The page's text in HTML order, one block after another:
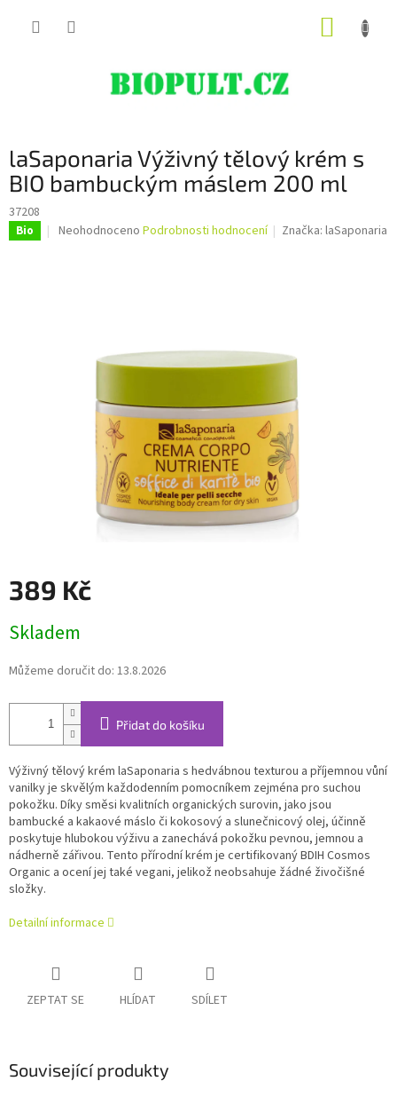
laSaponaria Výživný tělový krém s
BIO bambuckým máslem 200 ml
37208
Bio
Průměrné
Neohodnoceno Podrobnosti hodnocení Značka:laSaponaria
389 Kč
cena:
Skladem
Můžeme doručit do: 13.8.2026
Přidat do košíku
Výživný tělový krém laSaponaria s hedvábnou texturou a příjemnou vůní
vanilky je skvělým každodenním pomocníkem zejména pro suchou
pokožku. Díky směsi kvalitních organických surovin, jako jsou
bambucké a kakaové máslo či kokosový a slunečnicový olej, účinně
poskytuje hlubokou výživu a zanechává pokožku pevnou, jemnou a
nádherně zářivou. Tento přírodní krém je certifikovaný BDIH Cosmos
Organic a ocení jej také vegani, jelikož neobsahuje žádné živočišné
složky.
Detailní informace
ZEPTAT SE HLÍDAT SDÍLET
Související produkty